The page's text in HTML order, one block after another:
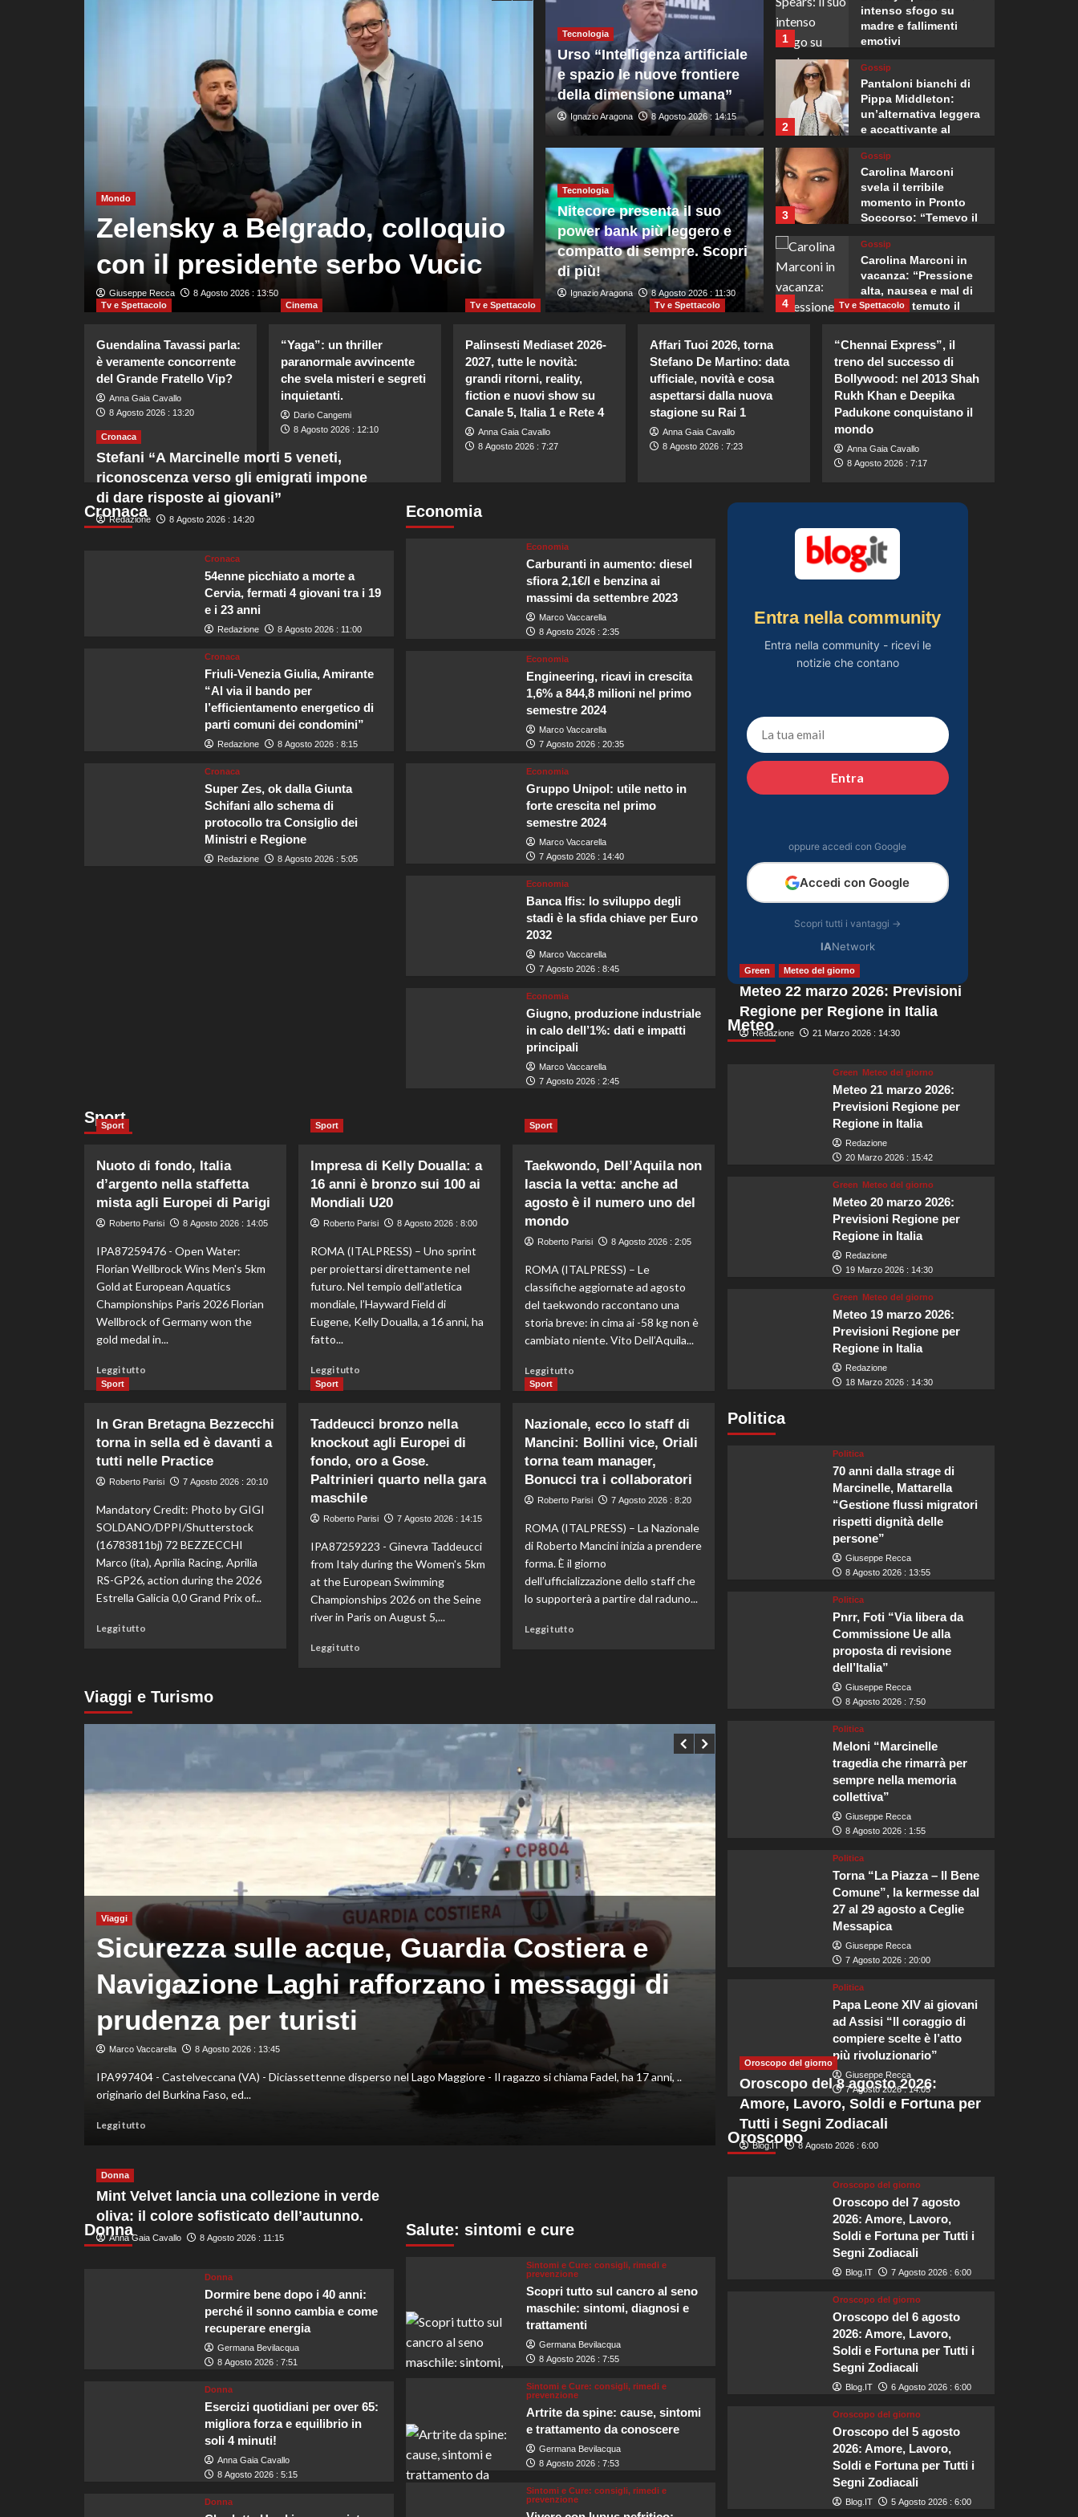
Mondo
Zelensky a Belgrado, colloquio
con il presidente serbo Vucic
Giuseppe Recca 8 Agosto 2026 : 13:50
Mondo
Zelensky in Serbia, prima visita
dall’inizio della guerra
Giuseppe Recca 8 Agosto 2026 : 7:45
Tecnologia
Urso “Intelligenza artificiale
e spazio le nuove frontiere
della dimensione umana”
Ignazio Aragona 8 Agosto 2026 : 14:15
Tecnologia
Nitecore presenta il suo
power bank più leggero e
compatto di sempre. Scopri
di più!
Ignazio Aragona 8 Agosto 2026 : 11:30
1
intenso sfogo su
madre e fallimenti
emotivi
2
Gossip
Pantaloni bianchi di
Pippa Middleton:
un’alternativa leggera
e accattivante al
3
Gossip
Carolina Marconi
svela il terribile
momento in Pronto
Soccorso: “Temevo il
4
Gossip
Carolina Marconi in
vacanza: “Pressione
alta, nausea e mal di
testa, ho temuto il
Debora Bragetti in
vacanza da sola:
finita la relazione con
Alessio Pilli Stella?
Britney Spears: il suo
intenso sfogo su
madre e fallimenti
Pantaloni bianchi di
Pippa Middleton:
un’alternativa leggera
e accattivante al
Carolina Marconi
svela il terribile
momento in Pronto
Soccorso: “Temevo il
vacanza: “Pressione
alta, nausea e mal di
testa, ho temuto il
peggio.”
Debora Bragetti in
Tv e Spettacolo
Guendalina Tavassi parla:
è veramente concorrente
del Grande Fratello Vip?
Anna Gaia Cavallo
8 Agosto 2026 : 13:20
Cinema
“Yaga”: un thriller
paranormale avvincente
che svela misteri e segreti
inquietanti.
Dario Cangemi
8 Agosto 2026 : 12:10
Tv e Spettacolo
Palinsesti Mediaset 2026-
2027, tutte le novità:
grandi ritorni, reality,
fiction e nuovi show su
Canale 5, Italia 1 e Rete 4
Anna Gaia Cavallo
8 Agosto 2026 : 7:27
Tv e Spettacolo
Affari Tuoi 2026, torna
Stefano De Martino: data
ufficiale, novità e cosa
aspettarsi dalla nuova
stagione su Rai 1
Anna Gaia Cavallo
8 Agosto 2026 : 7:23
Tv e Spettacolo
“Chennai Express”, il
treno del successo di
Bollywood: nel 2013 Shah
Rukh Khan e Deepika
Padukone conquistano il
mondo
Anna Gaia Cavallo
8 Agosto 2026 : 7:17
Cronaca
Cronaca
Stefani “A Marcinelle morti 5 veneti,
riconoscenza verso gli emigrati impone
di dare risposte ai giovani”
Redazione 8 Agosto 2026 : 14:20
Cronaca
54enne picchiato a morte a
Cervia, fermati 4 giovani tra i 19
e i 23 anni
Redazione 8 Agosto 2026 : 11:00
Cronaca
Friuli-Venezia Giulia, Amirante
“Al via il bando per
l’efficientamento energetico di
parti comuni dei condomini”
Redazione 8 Agosto 2026 : 8:15
Cronaca
Super Zes, ok dalla Giunta
Schifani allo schema di
protocollo tra Consiglio dei
Ministri e Regione
Redazione 8 Agosto 2026 : 5:05
Economia
Economia
Carburanti in aumento: diesel
sfiora 2,1€/l e benzina ai
massimi da settembre 2023
Marco Vaccarella
8 Agosto 2026 : 2:35
Economia
Engineering, ricavi in crescita
1,6% a 844,8 milioni nel primo
semestre 2024
Marco Vaccarella
7 Agosto 2026 : 20:35
Economia
Gruppo Unipol: utile netto in
forte crescita nel primo
semestre 2024
Marco Vaccarella
7 Agosto 2026 : 14:40
Economia
Banca Ifis: lo sviluppo degli
stadi è la sfida chiave per Euro
2032
Marco Vaccarella
7 Agosto 2026 : 8:45
Economia
Giugno, produzione industriale
in calo dell’1%: dati e impatti
principali
Marco Vaccarella
7 Agosto 2026 : 2:45
Sport
Sport
Nuoto di fondo, Italia
d’argento nella staffetta
mista agli Europei di Parigi
Roberto Parisi 8 Agosto 2026 : 14:05
IPA87259476 - Open Water:
Florian Wellbrock Wins Men's 5km
Gold at European Aquatics
Championships Paris 2026 Florian
Wellbrock of Germany won the
gold medal in...
Leggi tuttoLeggi
Nuoto
di
fondo,
d’argento
nella
mista
agli
Europei
di
Parigi
Sport
Impresa di Kelly Doualla: a
16 anni è bronzo sui 100 ai
Mondiali U20
Roberto Parisi 8 Agosto 2026 : 8:00
ROMA (ITALPRESS) – Uno sprint
per proiettarsi direttamente nel
futuro. Nel tempio dell’atletica
mondiale, l’Hayward Field di
Eugene, Kelly Doualla, a 16 anni, ha
fatto...
Leggi tuttoLeggi
Impresa
di
Kelly
Doualla:
16
anni
bronzo
sui
100
ai
Mondiali
Sport
Taekwondo, Dell’Aquila non
lascia la vetta: anche ad
agosto è il numero uno del
mondo
Roberto Parisi 8 Agosto 2026 : 2:05
ROMA (ITALPRESS) – Le
classifiche aggiornate ad agosto
del taekwondo raccontano una
storia breve: in cima ai -58 kg non è
cambiato niente. Vito Dell’Aquila...
Leggi tutto
Taekwondo,
Dell’Aquila
non
lascia
vetta:
ad
agosto
è
il
numero
Sport
In Gran Bretagna Bezzecchi
torna in sella ed è davanti a
tutti nelle Practice
Roberto Parisi 7 Agosto 2026 : 20:10
Mandatory Credit: Photo by GIGI
SOLDANO/DPPI/Shutterstock
(16783811bj) 72 BEZZECCHI
Marco (ita), Aprilia Racing, Aprilia
RS-GP26, action during the 2026
Estrella Galicia 0,0 Grand Prix of...
Leggi tuttoLeggi
Gran
ed
Sport
Taddeucci bronzo nella
knockout agli Europei di
fondo, oro a Gose.
Paltrinieri quarto nella gara
maschile
Roberto Parisi 7 Agosto 2026 : 14:15
IPA87259223 - Ginevra Taddeucci
from Italy during the Women's 5km
at the European Swimming
Championships 2026 on the Seine
river in Paris on August 5,...
Leggi tuttoLeggi
bronzo
knockout
di
fondo,
quarto
nella
gara
maschile
Sport
Nazionale, ecco lo staff di
Mancini: Bollini vice, Oriali
torna team manager,
Bonucci tra i collaboratori
Roberto Parisi 7 Agosto 2026 : 8:20
ROMA (ITALPRESS) – La Nazionale
di Roberto Mancini inizia a prendere
forma. È il giorno
dell’ufficializzazione dello staff che
lo supporterà a partire dal raduno...
Leggi tutto
staff
Mancini:
Bollini
vice,
Oriali
torna
team
manager,
Bonucci
tra
collaboratori
Viaggi e Turismo
Viaggi
Sicurezza sulle acque, Guardia Costiera e
Navigazione Laghi rafforzano i messaggi di
prudenza per turisti
Marco Vaccarella 8 Agosto 2026 : 13:45
IPA997404 - Castelveccana (VA) - Diciassettenne disperso nel Lago Maggiore - Il ragazzo si chiama Fadel, ha 17 anni, ..
originario del Burkina Faso, ed...
Leggi tuttoLeggi
sulle
acque,
Costiera
Perché Beaverbrook è la
matrimonio di Zendaya e
8 Agosto 2026 : 5:45
Scopri le Camere Romantiche di Beaverbrook Immerso nella
luogo che promette esperienze indimenticabili per le coppie in...
Leggi tuttoLeggi
di
più
su
Perché
Beaverbrook
è
Donna
Donna
Mint Velvet lancia una collezione in verde
oliva: il colore sofisticato dell’autunno.
Anna Gaia Cavallo 8 Agosto 2026 : 11:15
Donna
Dormire bene dopo i 40 anni:
perché il sonno cambia e come
recuperare energia
Germana Bevilacqua
8 Agosto 2026 : 7:51
Donna
Esercizi quotidiani per over 65:
migliora forza e equilibrio in
soli 4 minuti!
Anna Gaia Cavallo
8 Agosto 2026 : 5:15
Donna
Salute: sintomi e cure
Sintomi e Cure: consigli, rimedi e
prevenzione
Scopri tutto sul cancro al seno
maschile: sintomi, diagnosi e
trattamenti
Germana Bevilacqua
8 Agosto 2026 : 7:55
Sintomi e Cure: consigli, rimedi e
prevenzione
Artrite da spine: cause, sintomi
e trattamento da conoscere
Germana Bevilacqua
8 Agosto 2026 : 7:53
Sintomi e Cure: consigli, rimedi e
prevenzione
Entra nella community
Entra nella community - ricevi le
notizie che contano
Entra
oppure accedi con Google
Accedi con Google
Scopri tutti i vantaggi →
IANetwork
Meteo
Green Meteo del giorno
Meteo 22 marzo 2026: Previsioni
Regione per Regione in Italia
Redazione 21 Marzo 2026 : 14:30
Green Meteo del giorno
Meteo 21 marzo 2026:
Previsioni Regione per
Regione in Italia
Redazione
20 Marzo 2026 : 15:42
Green Meteo del giorno
Meteo 20 marzo 2026:
Previsioni Regione per
Regione in Italia
Redazione
19 Marzo 2026 : 14:30
Green Meteo del giorno
Meteo 19 marzo 2026:
Previsioni Regione per
Regione in Italia
Redazione
18 Marzo 2026 : 14:30
Politica
Politica
70 anni dalla strage di
Marcinelle, Mattarella
“Gestione flussi migratori
rispetti dignità delle
persone”
Giuseppe Recca
8 Agosto 2026 : 13:55
Politica
Pnrr, Foti “Via libera da
Commissione Ue alla
proposta di revisione
dell’Italia”
Giuseppe Recca
8 Agosto 2026 : 7:50
Politica
Meloni “Marcinelle
tragedia che rimarrà per
sempre nella memoria
collettiva”
Giuseppe Recca
8 Agosto 2026 : 1:55
Politica
Torna “La Piazza – Il Bene
Comune”, la kermesse dal
27 al 29 agosto a Ceglie
Messapica
Giuseppe Recca
7 Agosto 2026 : 20:00
Politica
Papa Leone XIV ai giovani
ad Assisi “Il coraggio di
compiere scelte è l’atto
più rivoluzionario”
Giuseppe Recca
7 Agosto 2026 : 14:05
Oroscopo
Oroscopo del giorno
Oroscopo del 8 agosto 2026:
Amore, Lavoro, Soldi e Fortuna per
Tutti i Segni Zodiacali
Blog.IT 8 Agosto 2026 : 6:00
Oroscopo del giorno
Oroscopo del 7 agosto
2026: Amore, Lavoro,
Soldi e Fortuna per Tutti i
Segni Zodiacali
Blog.IT 7 Agosto 2026 : 6:00
Oroscopo del giorno
Oroscopo del 6 agosto
2026: Amore, Lavoro,
Soldi e Fortuna per Tutti i
Segni Zodiacali
Blog.IT 6 Agosto 2026 : 6:00
Oroscopo del giorno
Oroscopo del 5 agosto
2026: Amore, Lavoro,
Soldi e Fortuna per Tutti i
Segni Zodiacali
Blog.IT 5 Agosto 2026 : 6:00